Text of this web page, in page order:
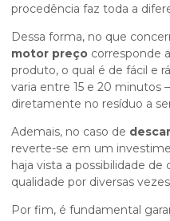
procedência faz toda a
Dessa forma, no que
motor preço corresponde
produto, o qual é de fácil e
varia entre 15 e 20 minutos
diretamente no resíduo a
Ademais, no caso de
reverte-se em um
haja vista a possibilidade
qualidade por diversas
Por fim, é fundamental